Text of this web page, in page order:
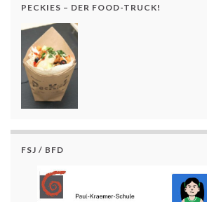
PECKIES – DER FOOD-TRUCK!
FSJ / BFD